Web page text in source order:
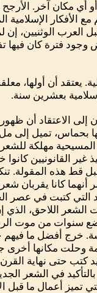
أي مكان آخر. الأرجح
الأفكار الإسلامية
العرب الوثنيين، إن
وجود فترة كان فيها
يعتقد أن أولها،
الاعتقاد أن
بها بحماس، تميل إلى
مهلكة للشعر
القانونيين كانوا
قط هذه المقولة.
كانا يقربان
التي كتبت في عصر
اللاحق، الذي
بضع سنوات من موت
خرج أفضل ما فيهم
وحلت مكانها أخرى
كتب حتى نهاية القرن
في الشعر
تميز أعمال ما قبل